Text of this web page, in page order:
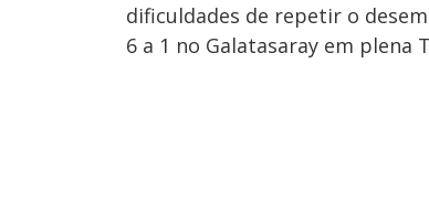
dificuldades de repetir o
6 a 1 no Galatasaray em plena